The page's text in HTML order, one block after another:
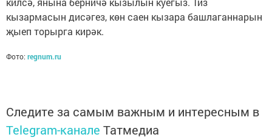
кызармасын дисәгез, көн саен кызара башлаганнарын
җыеп торырга кирәк.
Фото: regnum.ru
Следите за самым важным и интересным в
Telegram-канале Татмедиа